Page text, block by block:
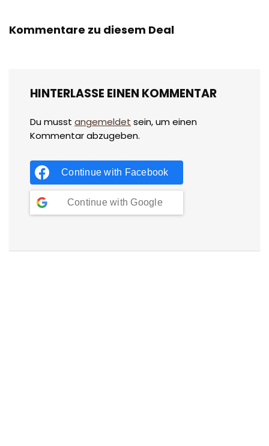
Kommentare zu diesem Deal
HINTERLASSE EINEN KOMMENTAR
Du musst angemeldet sein, um einen
Kommentar abzugeben.
Continue with Facebook
Continue with Google